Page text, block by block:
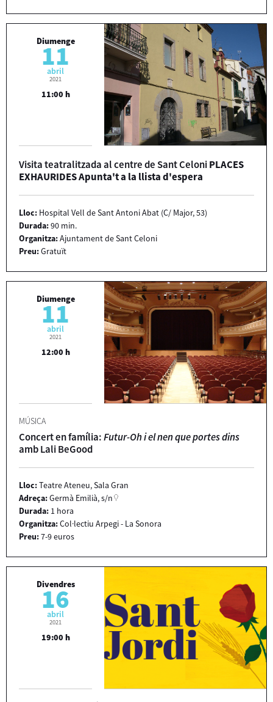
Diumenge
11
abril
2021
11:00 h
Visita teatralitzada al centre de Sant CeloniPLACES
EXHAURIDES Apunta't a la llista d'espera
Lloc: Hospital Vell de Sant Antoni Abat (C/ Major, 53)
Durada:90 min.
Organitza:Ajuntament de Sant Celoni
Preu:Gratuït
Diumenge
11
abril
2021
12:00 h
MÚSICA
Concert en família:Futur-Oh i el nen que portes dins
amb Lali BeGood
Lloc:Teatre Ateneu, Sala Gran
Adreça:Germà Emilià, s/n
Durada: 1 hora
Organitza:Col·lectiu Arpegi - La Sonora
Preu:7-9 euros
Divendres
16
abril
2021
19:00 h